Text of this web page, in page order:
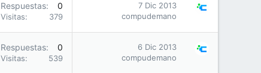
Respuestas 0
Visitas 379
7 Dic 2013
compudemano
Respuestas 0
Visitas 539
6 Dic 2013
compudemano